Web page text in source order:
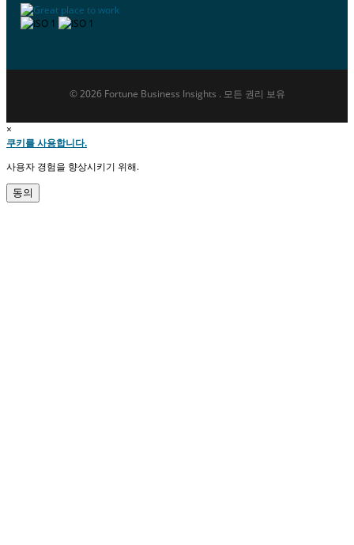
© 2026 Fortune Business Insights . 모든 권리 보유
×
쿠키를 사용합니다.
사용자 경험을 향상시키기 위해.
동의